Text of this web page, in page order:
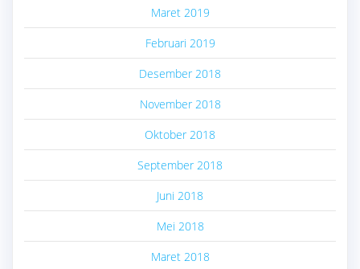
Maret 2019
Februari 2019
Desember 2018
November 2018
Oktober 2018
September 2018
Juni 2018
Mei 2018
Maret 2018